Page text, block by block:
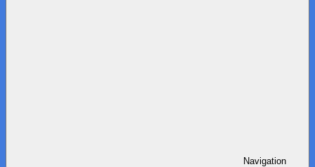
Navigation